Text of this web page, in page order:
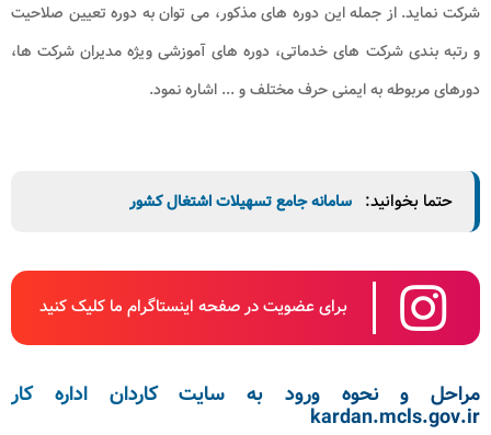
شرکت نماید. از جمله این دوره های مذکور، می توان به دوره تعیین صلاحیت
و رتبه بندی شرکت های خدماتی، دوره های آموزشی ویژه مدیران شرکت ها،
دورهای مربوطه به ایمنی حرف مختلف و ... اشاره نمود.
حتما بخوانید: سامانه جامع تسهیلات اشتغال کشور
برای عضویت در صفحه اینستاگرام ما کلیک کنید
مراحل و نحوه ورود به سایت کاردان اداره کار
kardan.mcls.gov.ir